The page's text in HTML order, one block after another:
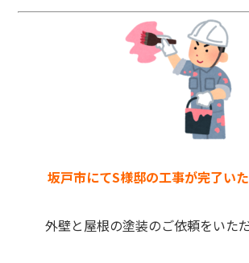
坂戸市にてS様邸の工事が完了い
外壁と屋根の塗装のご依頼をいた